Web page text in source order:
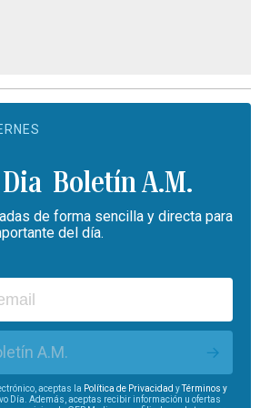
Boletín A.M.
de forma sencilla y directa para
del día.
A.M.
aceptas la Política de Privacidad yTérminos y
Día. Además, aceptas recibir información u ofertas